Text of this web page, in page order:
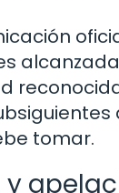
tomar.
y